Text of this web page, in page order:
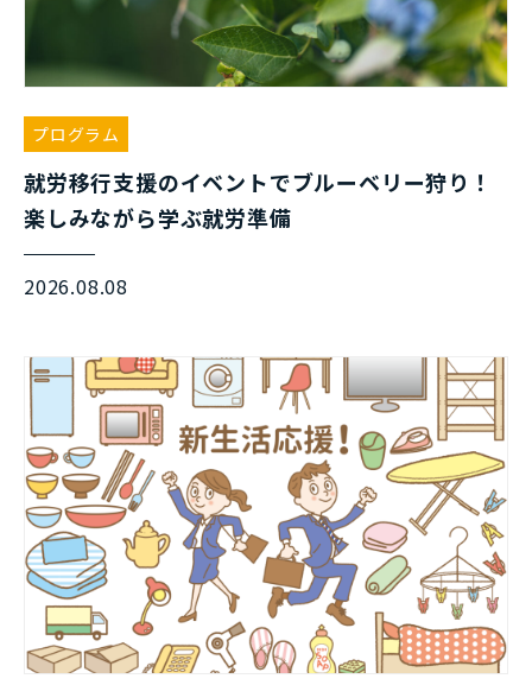
プログラム
就労移行支援のイベントでブルーベリー狩り！
楽しみながら学ぶ就労準備
2026.08.08